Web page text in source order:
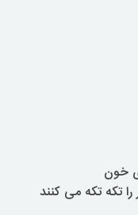
خون
تکه تکه می کنند